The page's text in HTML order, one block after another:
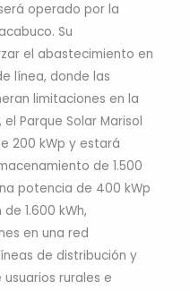
operado por la
Su
el abastecimiento en
línea, donde las
limitaciones en la
Parque Solar Marisol
200 kWp y estará
de 1.500
potencia de 400 kWp
1.600 kWh,
en una red
de distribución y
rurales e